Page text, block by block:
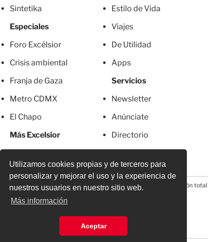
Utilizamos cookies propias y de terceros para
personalizar y mejorar el uso y la experiencia de
nuestros usuarios en nuestro sitio web.
Más información
Aceptar
Sintetika
Especiales
Foro Excélsior
Crisis ambiental
Franja de Gaza
Metro CDMX
El Chapo
Más Excelsior
Estilo de Vida
Viajes
De Utilidad
Apps
Servicios
Newsletter
Anúnciate
Directorio
© 2026 Todos los derechos reservados. Prohibida la reproducción total
o parcial, incluyendo cualquier medio electrónico*